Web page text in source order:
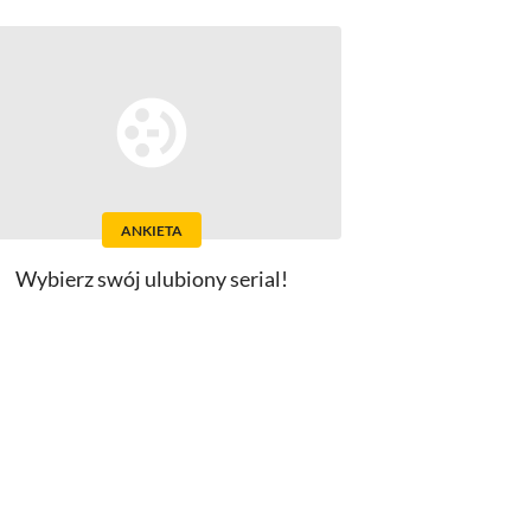
ANKIETA
Wybierz swój ulubiony serial!